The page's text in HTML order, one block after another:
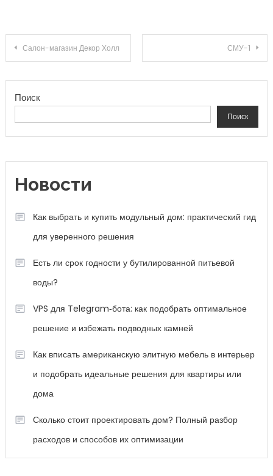
Навигация по записям
Салон-магазин Декор Холл СМУ-1
Поиск
Поиск
Новости
Как выбрать и купить модульный дом: практический гид
для уверенного решения
Есть ли срок годности у бутилированной питьевой
воды?
VPS для Telegram‑бота: как подобрать оптимальное
решение и избежать подводных камней
Как вписать американскую элитную мебель в интерьер
и подобрать идеальные решения для квартиры или
дома
Сколько стоит проектировать дом? Полный разбор
расходов и способов их оптимизации